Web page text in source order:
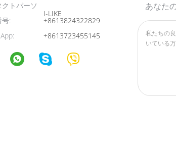
クトパーソ
I-LIKE
:
+8613824322829
+8613723455145
あなた